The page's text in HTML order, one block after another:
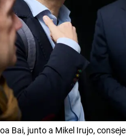
Bai, junto a Mikel Irujo,